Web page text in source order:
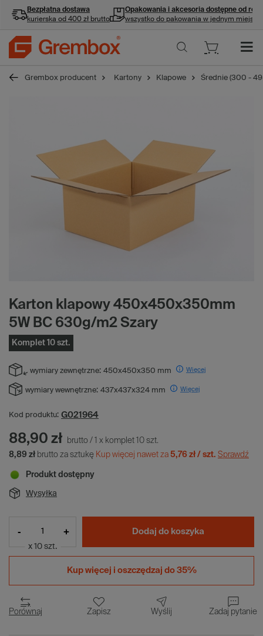
Bezpłatna dostawa
kurierska od 400 zł brutto
Opakowania i akcesoria dostępne od ręki
wszystko do pakowania w jednym miejscu
Grembox producent Kartony Klapowe Średnie (300 -
Karton klapowy 450x450x350mm
5W BC 630g/m2 Szary
Komplet 10 szt.
wymiary zewnętrzne: 450x450x350 mm Więcej
wymiary wewnętrzne: 437x437x324 mm Więcej
Kod produktu: G021964
88,90 zł brutto / 1 x komplet 10 szt.
8,89 zł brutto za sztukę Kup więcej nawet za 5,76 zł / szt. Sprawdź
Produkt dostępny
Wysyłka
- +
x 10 szt.
Dodaj do koszyka
Kup więcej i oszczędzaj do 35%
Porównaj Zapisz Wyślij Zadaj pytanie